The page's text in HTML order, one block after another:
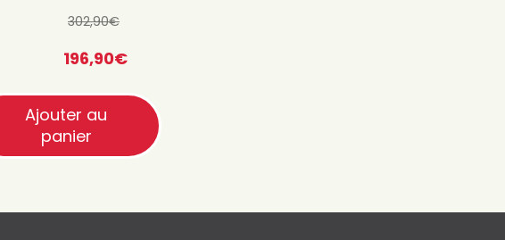
302,90€
196,90€
Ajouter au
panier